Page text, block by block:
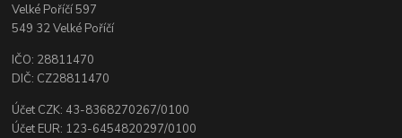
Velké Poříčí 597
549 32 Velké Poříčí
IČO: 28811470
DIČ: CZ28811470
Účet CZK: 43-8368270267/0100
Účet EUR: 123-6454820297/0100